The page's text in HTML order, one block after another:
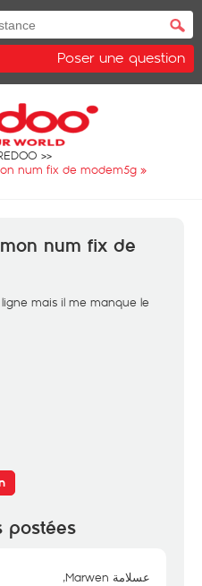
Poser une question
num fix de modem5g »
num fix de
mais il me manque le
postées
عسلامة Marwen,